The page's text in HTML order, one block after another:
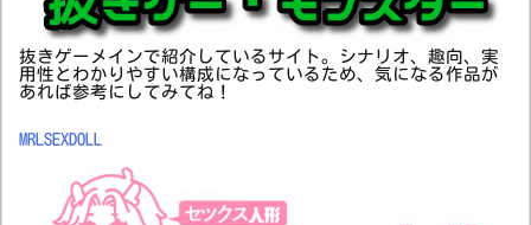
抜きゲーメインで紹介しているサイト。シナリオ、趣向、実
用性とわかりやすい構成になっているため、気になる作品が
あれば参考にしてみてね！
MRLSEXDOLL